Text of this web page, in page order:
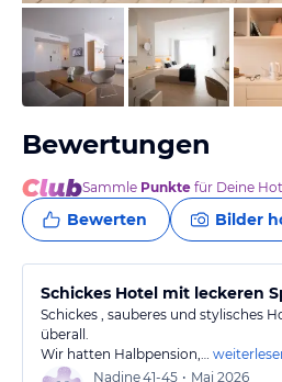
vom Hotelier, Mai 2023
Bewertungen
Sammle Punkte für Deine
Bewerten Bilder
Schickes Hotel mit leckeren
Schickes , sauberes und stylisches
überall.
Wir hatten Halbpension,…
Nadine41-45 • Mai 2026